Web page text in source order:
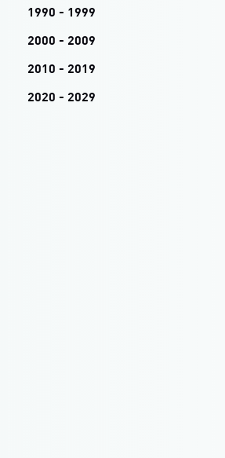
1990 - 1999
2000 - 2009
2010 - 2019
2020 - 2029